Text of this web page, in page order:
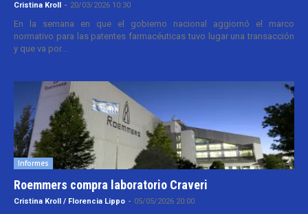
Cristina Kroll - 20/03/2026 10:30
En la semana en que el gobierno nacional aggiornó el marco
normativo para las patentes farmacéuticas tuvo lugar una transacción
y que va por...
Informes
Roemmers compra laboratorio Craveri
Cristina Kroll / Florencia Lippo - 05/05/2026 20:00